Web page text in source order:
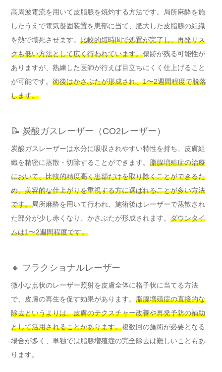
高周波電流を用いて皮脂腺を焼灼する方法です。局所麻酔を施
したうえで電気凝固装置を患部に当て、肥大した皮脂腺の組織
を熱で壊死させます。 比較的短時間で処置が完了し、再発リス
クも低い方法として広く行われています。傷跡が残る可能性が
ありますが、熟練した医師が行えば目立ちにくく仕上げること
が可能です。 術後はかさぶたが形成され、1〜2週間程度で脱落
します。
📝 炭酸ガスレーザー（CO2レーザー）
炭酸ガスレーザーは水分に吸収されやすい特性を持ち、皮膚組
織を精密に蒸散・切除することができます。 脂腺増殖症の治療
において、比較的精度高く患部だけを取り除くことができるた
め、美容的な仕上がりを重視する方に選ばれることが多い方法
です。局所麻酔を用いて行われ、施術後はレーザーで蒸散され
た部分が少し赤くなり、かさぶたが形成されます。 ダウンタイ
ムは1〜2週間程度です。
🔸 フラクショナルレーザー
微小な点状のレーザー照射を皮膚全体に格子状に当てる方法
で、皮膚の再生を促す効果があります。 脂腺増殖症の直接的な
除去というよりは、皮膚のテクスチャー改善や再発予防の補助
として活用されることがあります。複数回の施術が必要となる
場合が多く、単独では脂腺増殖症の完全除去は難しいこともあ
ります。